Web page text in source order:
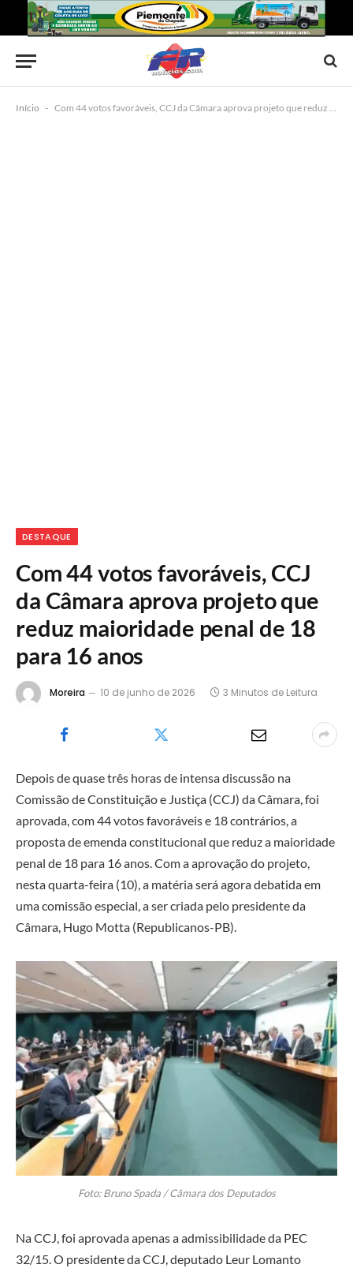
Início - Com 44 votos favoráveis, CCJ da Câmara aprova projeto que reduz maioridade penal de 18 para 16 anos
DESTAQUE
Com 44 votos favoráveis, CCJ
da Câmara aprova projeto que
reduz maioridade penal de 18
para 16 anos
Moreira 10 de junho de 2026 3 Minutos de Leitura
Depois de quase três horas de intensa discussão na
Comissão de Constituição e Justiça (CCJ) da Câmara, foi
aprovada, com 44 votos favoráveis e 18 contrários, a
proposta de emenda constitucional que reduz a maioridade
penal de 18 para 16 anos. Com a aprovação do projeto,
nesta quarta-feira (10), a matéria será agora debatida em
uma comissão especial, a ser criada pelo presidente da
Câmara, Hugo Motta (Republicanos-PB).
Foto: Bruno Spada / Câmara dos Deputados
Na CCJ, foi aprovada apenas a admissibilidade da PEC
32/15. O presidente da CCJ, deputado Leur Lomanto